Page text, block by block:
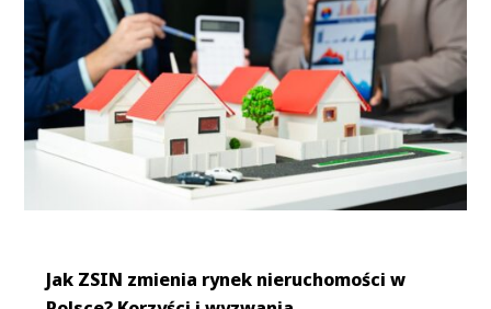
Jak ZSIN zmienia rynek nieruchomości w